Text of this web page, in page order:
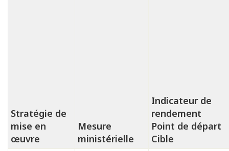
Stratégie de
mise en
œuvre
Mesure
ministérielle
Indicateur de
rendement
Point de départ
Cible